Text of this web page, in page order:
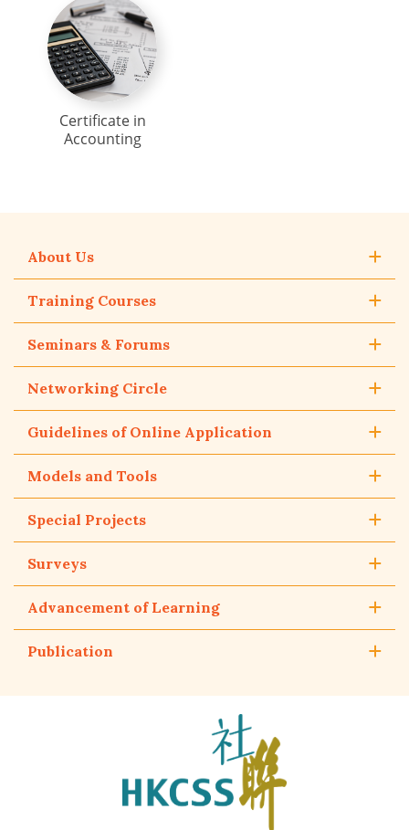
Certificate in
Accounting
About Us
Training Courses
Seminars & Forums
Networking Circle
Guidelines of Online Application
Models and Tools
Special Projects
Surveys
Advancement of Learning
Publication
Council